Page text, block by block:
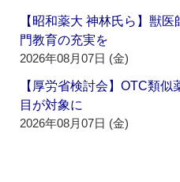
【昭和薬大 神林氏ら】獣
門教育の充実を
2026年08月07日 (金)
【厚労省検討会】OTC類
目が対象に
2026年08月07日 (金)